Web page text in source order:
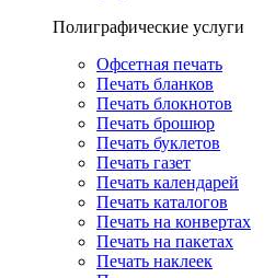
Полиграфические услуги
Офсетная печать
Печать бланков
Печать блокнотов
Печать брошюр
Печать буклетов
Печать газет
Печать календарей
Печать каталогов
Печать на конвертах
Печать на пакетах
Печать наклеек